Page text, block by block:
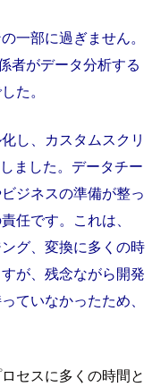
一部に過ぎません。
者がデータ分析する
た。
し、カスタムスクリ
ました。データチー
ジネスの準備が整っ
任です。 これは、
グ、変換に多くの時
が、残念ながら開発
ていなかったため、
セスに多くの時間と